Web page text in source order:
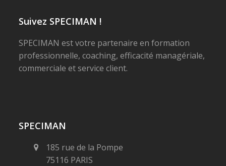
Suivez SPECIMAN !
SPECIMAN est votre partenaire en formation
professionnelle, coaching, efficacité managériale,
commerciale et service client.
SPECIMAN
185 rue de la Pompe
75116 PARIS